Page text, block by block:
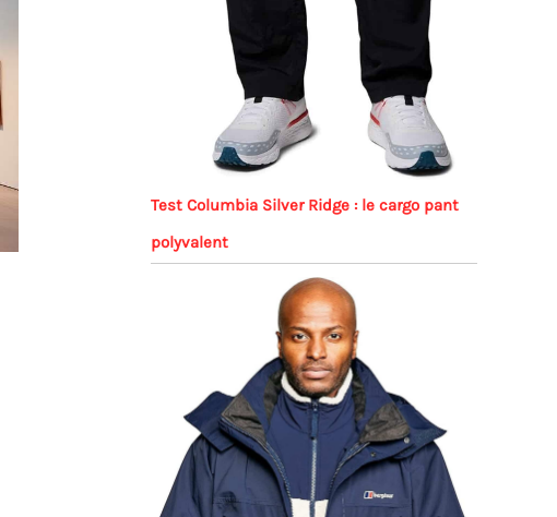
Test Columbia Silver Ridge : le cargo pant
polyvalent